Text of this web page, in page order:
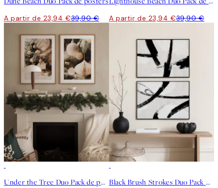
A partir de 23,94 €39,90 € A partir de 23,94 €39,90 €
Under the Tree Duo Pack de posters Black Brush Strokes Duo Pack de posters